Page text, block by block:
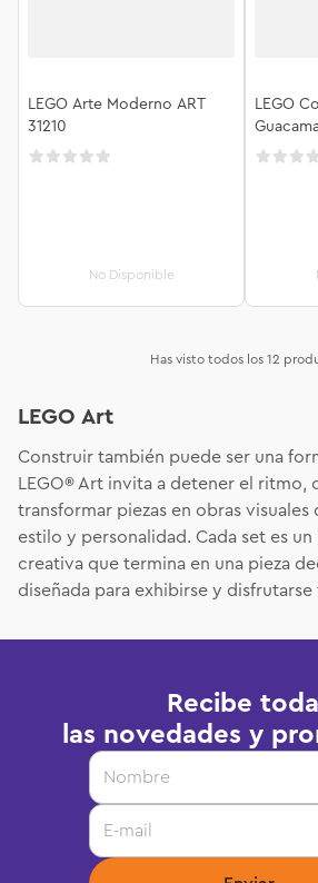
LEGO Arte Moderno ART
31210
LEGO
Has visto todos los 12
LEGO Art
Construir también puede ser una
LEGO® Art invita a detener el ritmo,
transformar piezas en obras visuales
estilo y personalidad. Cada set es
creativa que termina en una pieza
diseñada para exhibirse y
Recibe
las novedades y